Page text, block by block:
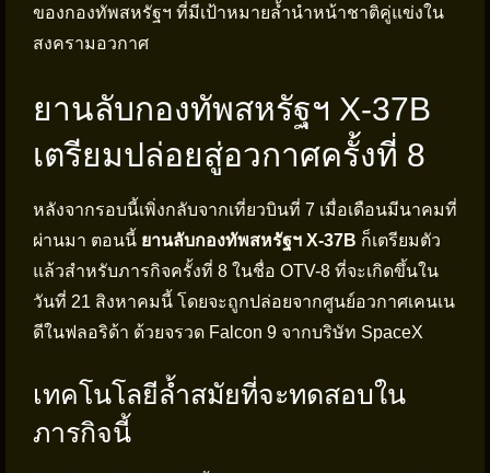
ของกองทัพสหรัฐฯ ที่มีเป้าหมายล้ำนำหน้าชาติคู่แข่งใน
สงครามอวกาศ
ยานลับกองทัพสหรัฐฯ X-37B
เตรียมปล่อยสู่อวกาศครั้งที่ 8
หลังจากรอบนี้เพิ่งกลับจากเที่ยวบินที่ 7 เมื่อเดือนมีนาคมที่
ผ่านมา ตอนนี้ ยานลับกองทัพสหรัฐฯ X-37B ก็เตรียมตัว
แล้วสำหรับภารกิจครั้งที่ 8 ในชื่อ OTV-8 ที่จะเกิดขึ้นใน
วันที่ 21 สิงหาคมนี้ โดยจะถูกปล่อยจากศูนย์อวกาศเคนเน
ดีในฟลอริด้า ด้วยจรวด Falcon 9 จากบริษัท SpaceX
เทคโนโลยีล้ำสมัยที่จะทดสอบใน
ภารกิจนี้